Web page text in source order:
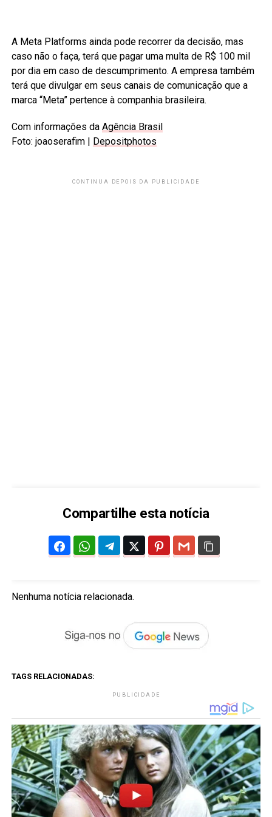
A Meta Platforms ainda pode recorrer da decisão, mas
caso não o faça, terá que pagar uma multa de R$ 100 mil
por dia em caso de descumprimento. A empresa também
terá que divulgar em seus canais de comunicação que a
marca “Meta” pertence à companhia brasileira.
Com informações da Agência Brasil
Foto: joaoserafim |
Depositphotos
CONTINUA DEPOIS DA PUBLICIDADE
Compartilhe esta notícia
Nenhuma notícia relacionada.
TAGS RELACIONADAS:
PUBLICIDADE